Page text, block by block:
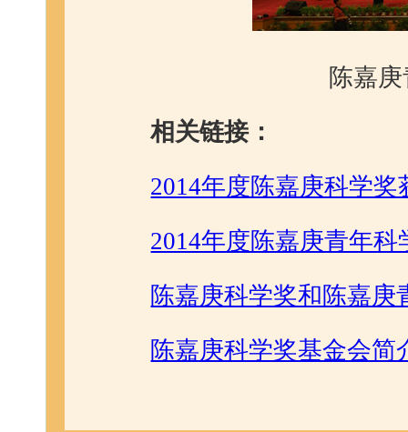
陈嘉
相关链接：
2014年度陈嘉庚科学
2014年度陈嘉庚青年
陈嘉庚科学奖和陈嘉庚
陈嘉庚科学奖基金会简